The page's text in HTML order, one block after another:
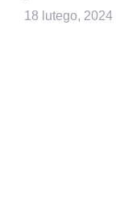
18 lutego, 2024